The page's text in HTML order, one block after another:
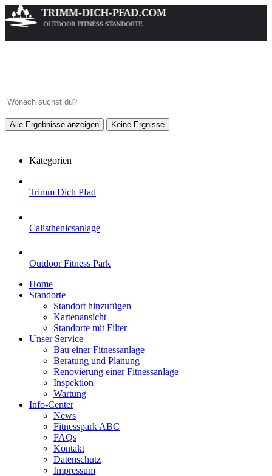
Alle Ergebnisse anzeigen Keine Ergnisse
Kategorien
Trimm Dich Pfad
Calisthenicsanlage
Outdoor Fitness Park
Home
Standorte
Standort hinzufügen
Kartenansicht
Standorte mit Filter
Unser Service
Bau einer Fitnessanlage
Beratung und Planung
Renovierung einer Fitnessanlage
Inspektion
Wartung
Info-Center
News
Fitnesspark ABC
FAQs
Kontakt
Datenschutz
Impressum